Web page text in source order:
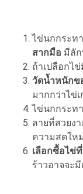
ไข่นกกระท
สากมือ มีลั
ถ้าเปลือกไ
วัดน้ำหนักข
มากกว่าไข่เ
ไข่นกกระท
ลายที่สวยง
ความสดให
เลือกซื้อไข่
ร้าวอาจจะ